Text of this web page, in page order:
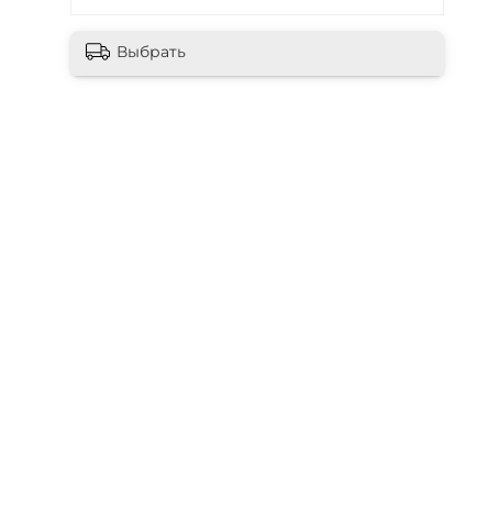
Выбрать